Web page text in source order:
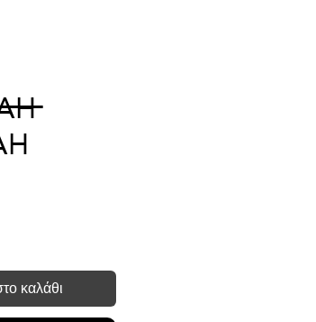
Κανονική
καλάθι